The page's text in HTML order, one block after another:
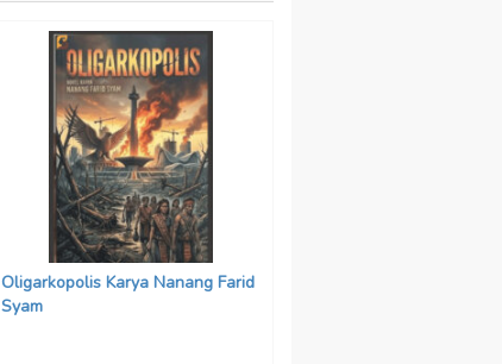
Oligarkopolis Karya Nanang Farid
Syam